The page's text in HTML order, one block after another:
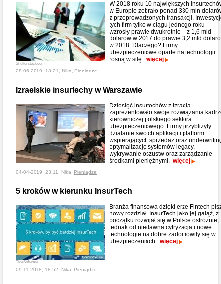
Shutterstock.com
W 2018 roku 10 największych
w Europie zebrało ponad 330 mln
z przeprowadzonych transakcji.
tych firm tylko w ciągu jednego roku
wzrosły prawie dwukrotnie – z 1,6 mld
dolarów w 2017 do prawie 3,2 mld
w 2018. Dlaczego? Firmy
ubezpieczeniowe oparte na technologii
rosną w siłę. więcej
28-06-2019, 13:21, Nika, Pieniądze
Izraelskie insurtechy w Warszawie
Dziesięć insurtechów z Izraela
zaprezentowało swoje rozwiązania
kierowniczej polskiego sektora
ubezpieczeniowego. Firmy przybliżyły
działanie swoich aplikacji i platform
wspierających sprzedaż oraz
optymalizację systemów legacy,
wykrywanie oszustw oraz zarządzanie
środkami pieniężnymi. więcej
04-04-2019, 23:11, Nika, Pieniądze
5 kroków w kierunku InsurTech
TideSoftware
Branża finansowa dzięki erze Fintech
nowy rozdział. InsurTech jako jej gałąź, z
początku rozwijał się w Polsce ostrożnie,
jednak od niedawna cyfryzacja i nowe
technologie na dobre zadomowiły się w
ubezpieczeniach. więcej
09-11-2018, 18:52, Nika, Pieniądze